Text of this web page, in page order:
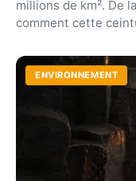
millions de km². De
comment cette
ENVIRONNEMENT